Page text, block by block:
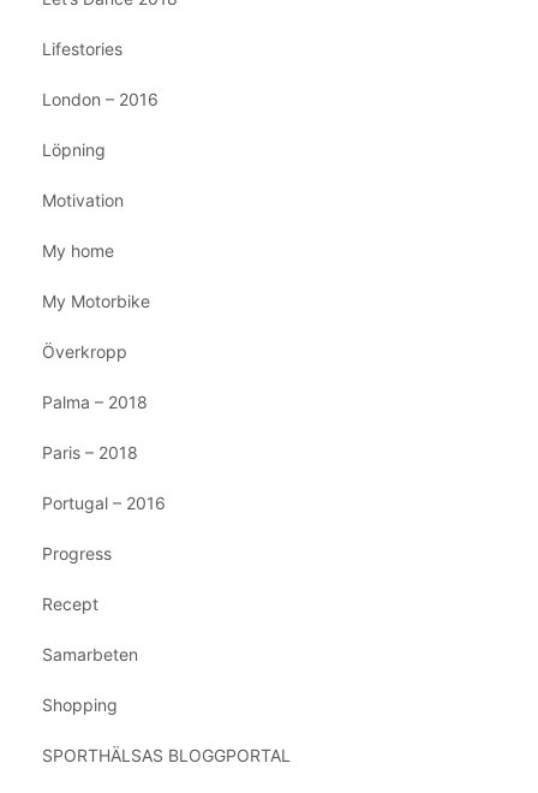
Lifestories
London – 2016
Löpning
Motivation
My home
My Motorbike
Överkropp
Palma – 2018
Paris – 2018
Portugal – 2016
Progress
Recept
Samarbeten
Shopping
SPORTHÄLSAS BLOGGPORTAL